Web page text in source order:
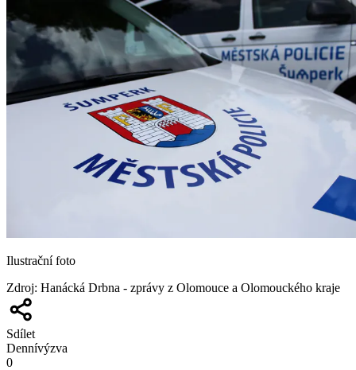
Ilustrační foto
Zdroj: Hanácká Drbna - zprávy z Olomouce a Olomouckého kraje
Sdílet
Dennívýzva
0